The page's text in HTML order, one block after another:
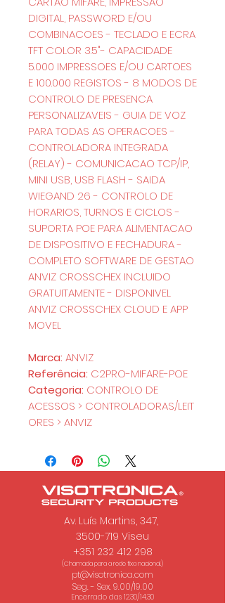
DIGITAL, PASSWORD E/OU
COMBINACOES - TECLADO E ECRA
TFT COLOR 3.5"- CAPACIDADE
5.000 IMPRESSOES E/OU CARTOES
E 100.000 REGISTOS - 8 MODOS DE
CONTROLO DE PRESENCA
PERSONALIZAVEIS - GUIA DE VOZ
PARA TODAS AS OPERACOES -
CONTROLADORA INTEGRADA
(RELAY) - COMUNICACAO TCP/IP,
MINI USB, USB FLASH - SAIDA
WIEGAND 26 - CONTROLO DE
HORARIOS, TURNOS E CICLOS -
SUPORTA POE PARA ALIMENTACAO
DE DISPOSITIVO E FECHADURA -
COMPLETO SOFTWARE DE GESTAO
ANVIZ CROSSCHEX INCLUIDO
GRATUITAMENTE - DISPONIVEL
ANVIZ CROSSCHEX CLOUD E APP
MOVEL
Marca: ANVIZ
Referência: C2PRO-MIFARE-POE
Categoria: CONTROLO DE
ACESSOS > CONTROLADORAS/LEIT
ORES > ANVIZ
Av. Luís Martins, 347,
3500-719 Viseu
+351 232 412 298
(Chamada para a rede fixa nacional.)
pt@visotronica.com
Seg. - Sex. 9.00/19.00
Encerrado das 12.30/14.30